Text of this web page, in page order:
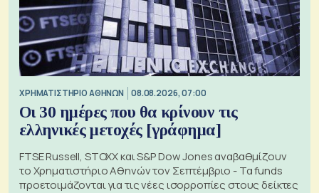
XΡΗΜΑΤΙΣΤΗΡΙΟ ΑΘΗΝΩΝ 08.08.2026, 07:00
Οι 30 ημέρες που θα κρίνουν τις
ελληνικές μετοχές [γράφημα]
FTSE Russell, STOXX και S&P Dow Jones αναβαθμίζουν
το Χρηματιστήριο Αθηνών τον Σεπτέμβριο - Τα funds
προετοιμάζονται για τις νέες ισορροπίες στους δείκτες